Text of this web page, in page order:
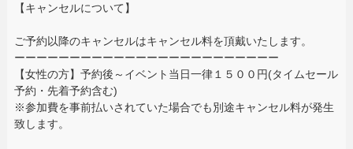
【キャンセルについて】
ご予約以降のキャンセルはキャンセル料を頂戴いたします。
ーーーーーーーーーーーーーーーーーーーーーーーー
【女性の方】予約後～イベント当日一律１５００円(タイムセール
予約・先着予約含む)
※参加費を事前払いされていた場合でも別途キャンセル料が発生
致します。